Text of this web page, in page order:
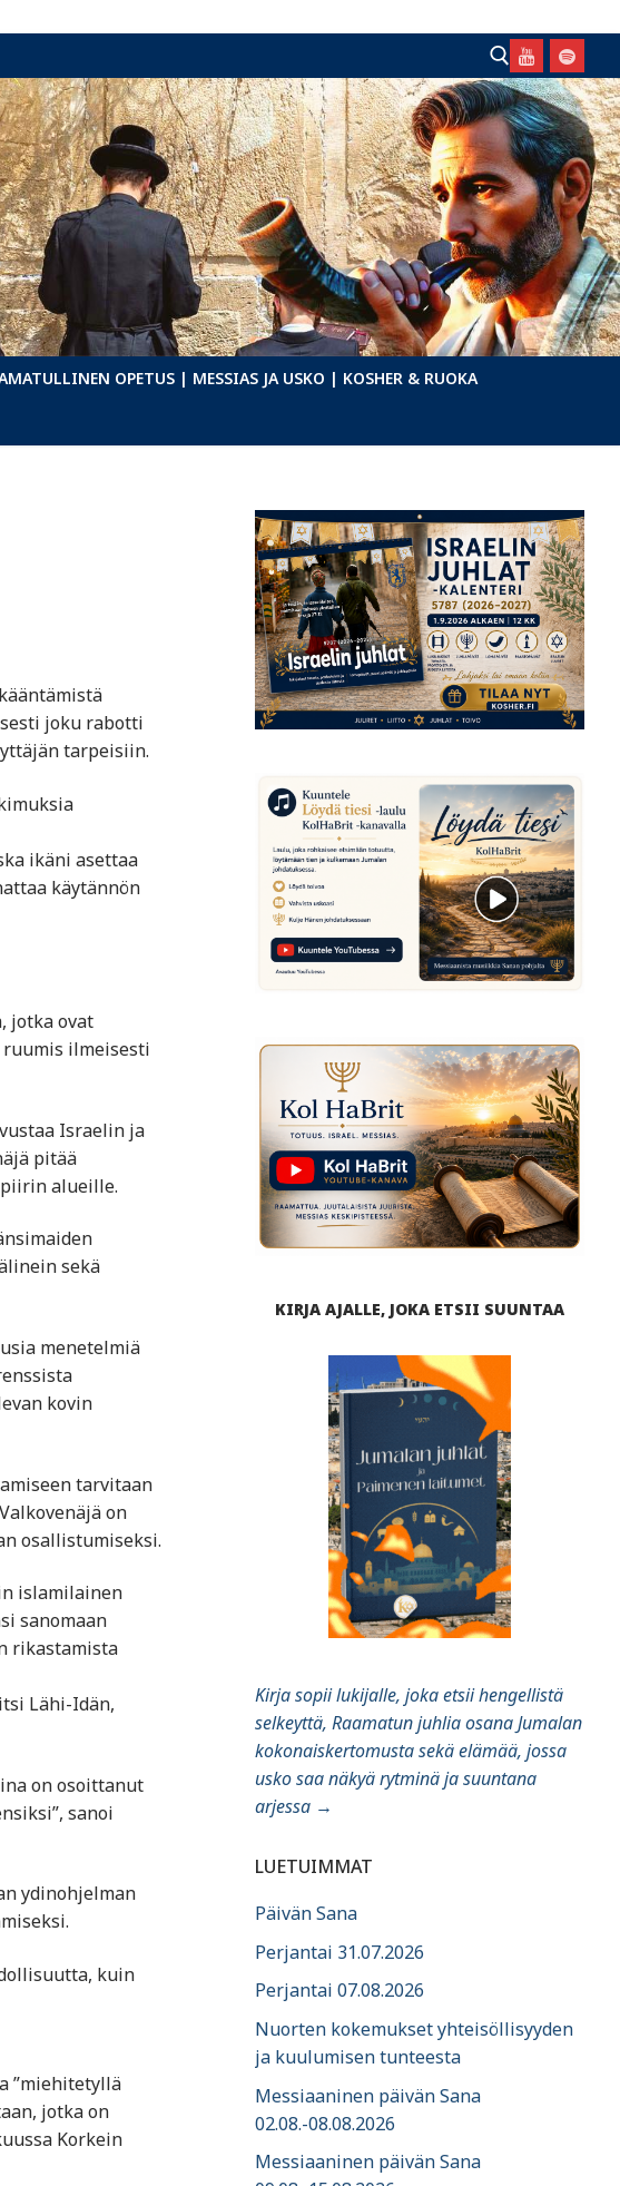
Hae:
OPETUS | MESSIAS JA USKO | KOSHER & RUOKA
joku rabotti
tarpeisiin.
ikäni asettaa
käytännön
jotka ovat
ilmeisesti
Israelin ja
pitää
alueille.
sekä
menetelmiä
kovin
tarvitaan
on
osallistumiseksi.
islamilainen
sanomaan
rikastamista
Lähi-Idän,
on osoittanut
sanoi
ydinohjelman
kuin
”miehitetyllä
jotka on
Korkein
KIRJA AJALLE, JOKA ETSII SUUNTAA
Kirja sopii lukijalle, joka etsii hengellistä
selkeyttä, Raamatun juhlia osana Jumalan
kokonaiskertomusta sekä elämää, jossa
usko saa näkyä rytminä ja suuntana
arjessa →
LUETUIMMAT
Päivän Sana
Perjantai 31.07.2026
Perjantai 07.08.2026
Nuorten kokemukset yhteisöllisyyden
ja kuulumisen tunteesta
Messiaaninen päivän Sana
02.08.-08.08.2026
Messiaaninen päivän Sana